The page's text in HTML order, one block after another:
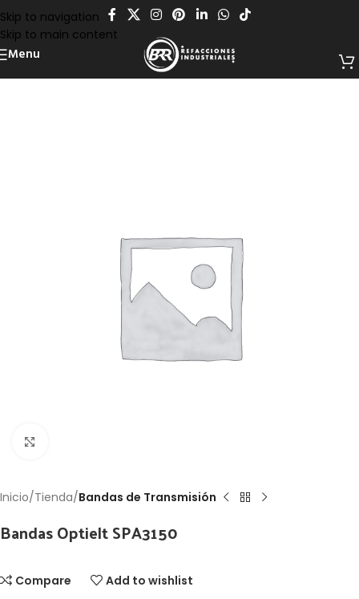
Skip to navigation
Skip to main content
Menu
Inicio Tienda Bandas de Transmisión
Bandas Optielt SPA3150
Compare Add to wishlist